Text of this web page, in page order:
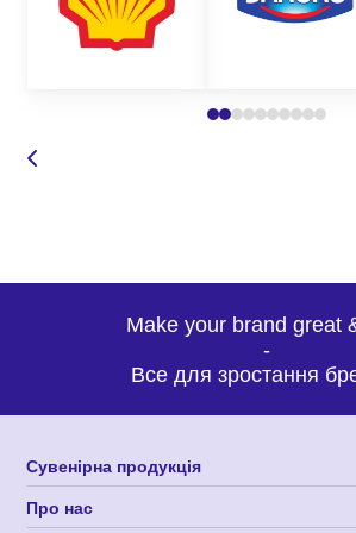
залишити запит дзвінка, і ми самі
в зручний для вас час;
Для пришвидшення оформлення
менеджерами, необхідно визначитись з
модель виробу, що вас зацікавила;
бажану кількість;
Make your brand great
-
Все для зростання
Сувенірна продукція
Про нас